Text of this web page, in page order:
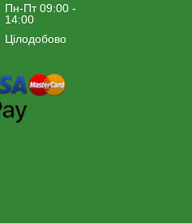
Пн-Пт 09:00 -
14:00
Цілодобово